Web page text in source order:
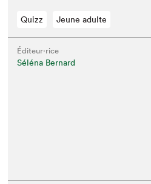
Quizz Jeune adulte
Éditeur·rice
Séléna Bernard